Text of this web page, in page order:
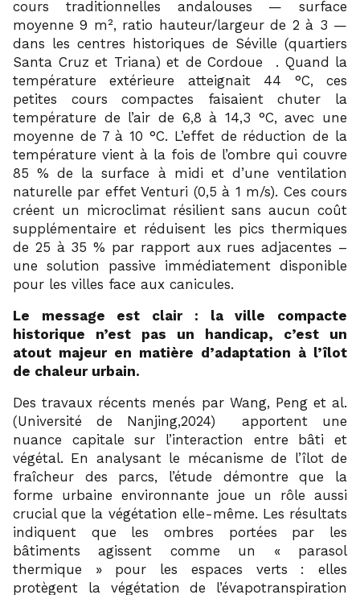
cours traditionnelles andalouses — surface
moyenne 9 m², ratio hauteur/largeur de 2 à 3 —
dans les centres historiques de Séville (quartiers
Santa Cruz et Triana) et de Cordoue
. Quand la
température extérieure atteignait 44 °C, ces
petites cours compactes faisaient chuter la
température de l’air de 6,8 à 14,3 °C, avec une
moyenne de 7 à 10 °C. L’effet de réduction de la
température vient à la fois de l’ombre qui couvre
85 % de la surface à midi et d’une ventilation
naturelle par effet Venturi (0,5 à 1 m/s). Ces cours
créent un microclimat résilient sans aucun coût
supplémentaire et réduisent les pics thermiques
de 25 à 35 % par rapport aux rues adjacentes –
une solution passive immédiatement disponible
pour les villes face aux canicules.
Le message est clair : la ville compacte
historique n’est pas un handicap, c’est un
atout majeur en matière d’adaptation à l’îlot
de chaleur urbain.
Des travaux récents menés par Wang, Peng et al.
(Université de Nanjing,2024)
apportent une
nuance capitale sur l’interaction entre bâti et
végétal. En analysant le mécanisme de l’îlot de
fraîcheur des parcs, l’étude démontre que la
forme urbaine environnante joue un rôle aussi
crucial que la végétation elle-même. Les résultats
indiquent que les ombres portées par les
bâtiments agissent comme un « parasol
thermique » pour les espaces verts : elles
protègent la végétation de l’évapotranspiration